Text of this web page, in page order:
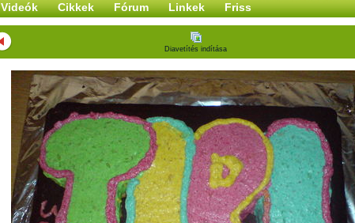
Videók Cikkek Fórum Linkek Friss
Diavetítés indítása